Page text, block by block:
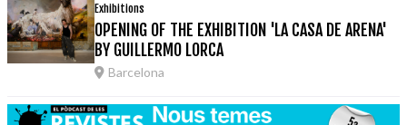
Exhibitions
OPENING OF THE EXHIBITION 'LA CASA DE ARENA'
BY GUILLERMO LORCA
Barcelona